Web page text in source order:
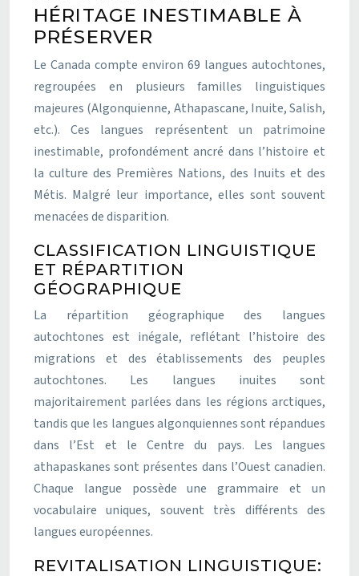
HÉRITAGE INESTIMABLE À
PRÉSERVER
Le Canada compte environ 69 langues autochtones,
regroupées en plusieurs familles linguistiques
majeures (Algonquienne, Athapascane, Inuite, Salish,
etc.). Ces langues représentent un patrimoine
inestimable, profondément ancré dans l’histoire et
la culture des Premières Nations, des Inuits et des
Métis. Malgré leur importance, elles sont souvent
menacées de disparition.
CLASSIFICATION LINGUISTIQUE
ET RÉPARTITION
GÉOGRAPHIQUE
La répartition géographique des langues
autochtones est inégale, reflétant l’histoire des
migrations et des établissements des peuples
autochtones. Les langues inuites sont
majoritairement parlées dans les régions arctiques,
tandis que les langues algonquiennes sont répandues
dans l’Est et le Centre du pays. Les langues
athapaskanes sont présentes dans l’Ouest canadien.
Chaque langue possède une grammaire et un
vocabulaire uniques, souvent très différents des
langues européennes.
REVITALISATION LINGUISTIQUE: